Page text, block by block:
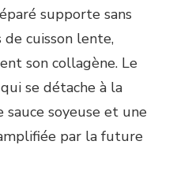
supporte sans
cuisson lente,
son collagène. Le
se détache à la
soyeuse et une
par la future